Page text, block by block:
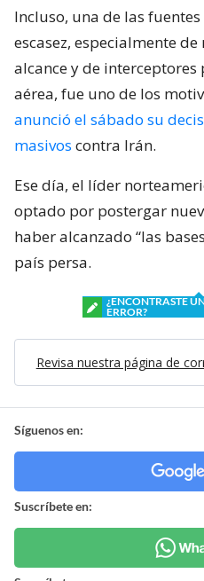
Incluso, una de las
escasez, especialmente
alcance y de
aérea, fue uno de los
anunció el sábado su
masivos contra Irán.
Ese día, el líder
optado por postergar
haber alcanzado “las
país persa.
¿ENCONTRASTE
ERROR?
Revisa nuestra página de
Síguenos en:
Suscríbete en: